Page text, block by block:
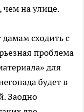
чем на улице.
сходить с
проблема
для
будет в
Заодно